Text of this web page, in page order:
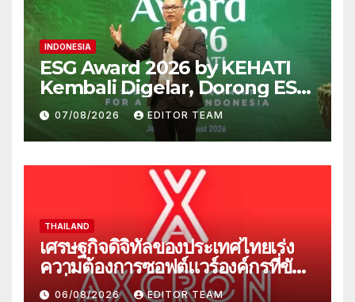
INDONESIA
ESG Award 2026 by KEHATI
Kembali Digelar, Dorong ESG
Menjadi Standar Baru Daya
Saing Bisnis Indonesia
07/08/2026 EDITOR TEAM
THAILAND
เศรษฐกิจดิจิทัลของประเทศไทยเร่ง
ความต้องการซอฟต์แวร์องค์กรที่ขับ
เคลื่อนด้วย AI
06/08/2026 EDITOR TEAM